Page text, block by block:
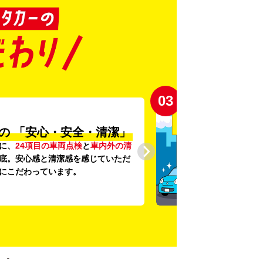
「安心・安全・清潔」
、 24項目の車両点検と車内外の清
。安心感と清潔感を感じていただ
こだわっています。
03